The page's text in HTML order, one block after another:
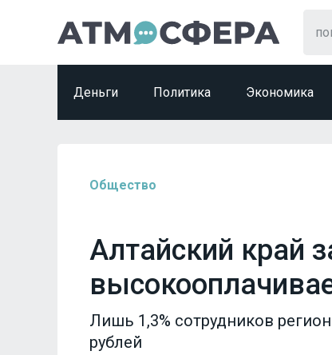
Деньги Политика Экономика
Общество
Алтайский край
Лишь 1,3% сотрудников
рублей